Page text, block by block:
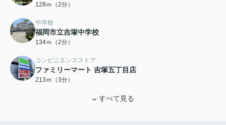
128ｍ（2分）
中学校
福岡市立吉塚中学校
134ｍ（2分）
コンビニエンスストア
ファミリーマート 吉塚五丁目店
213ｍ（3分）
すべて見る